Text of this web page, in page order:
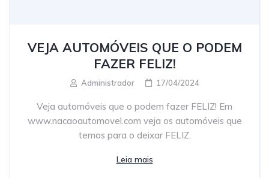
VEJA AUTOMÓVEIS QUE O PODEM
FAZER FELIZ!
Administrador 17/04/2024
Veja automóveis que o podem fazer FELIZ! Em
www.nacaoautomovel.com veja os automóveis que
temos para o deixar FELIZ.
Leia mais